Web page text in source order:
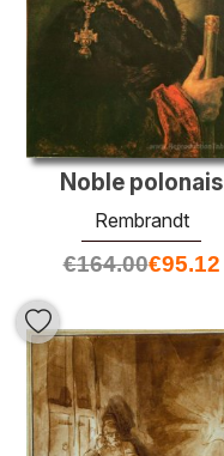
Noble polonais
Rembrandt
€164.00€95.12